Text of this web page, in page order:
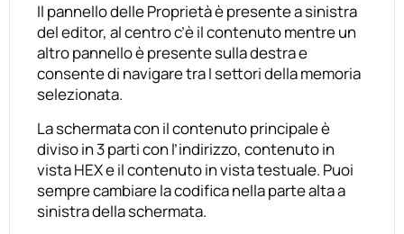
Il pannello delle Proprietà è presente a sinistra
del editor, al centro c’è il contenuto mentre un
altro pannello è presente sulla destra e
consente di navigare tra I settori della memoria
selezionata.
La schermata con il contenuto principale è
diviso in 3 parti con l’indirizzo, contenuto in
vista HEX e il contenuto in vista testuale. Puoi
sempre cambiare la codifica nella parte alta a
sinistra della schermata.